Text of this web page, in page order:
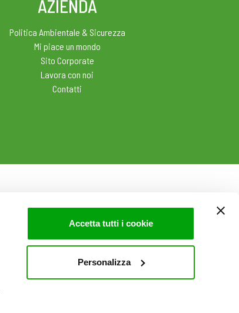
Accetta tutti i cookie
Personalizza
AZIENDA
Politica Ambientale & Sicurezza
Mi piace un mondo
Sito Corporate
Lavora con noi
Contatti